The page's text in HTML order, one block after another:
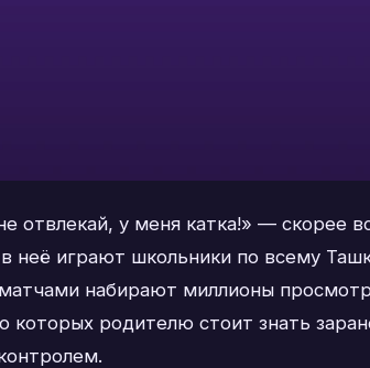
отвлекай, у меня катка!» — скорее
неё играют школьники по всему
набирают миллионы
которых родителю стоит знать